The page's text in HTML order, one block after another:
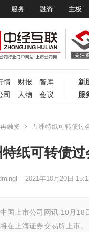
服务 融资 主板
情 财报
智库
司 人物 会议
新
服
再融资 五洲特纸可转债过
纸可转债
2021年10月20日
上市公司网讯 10月18日
在上海证券交易所上